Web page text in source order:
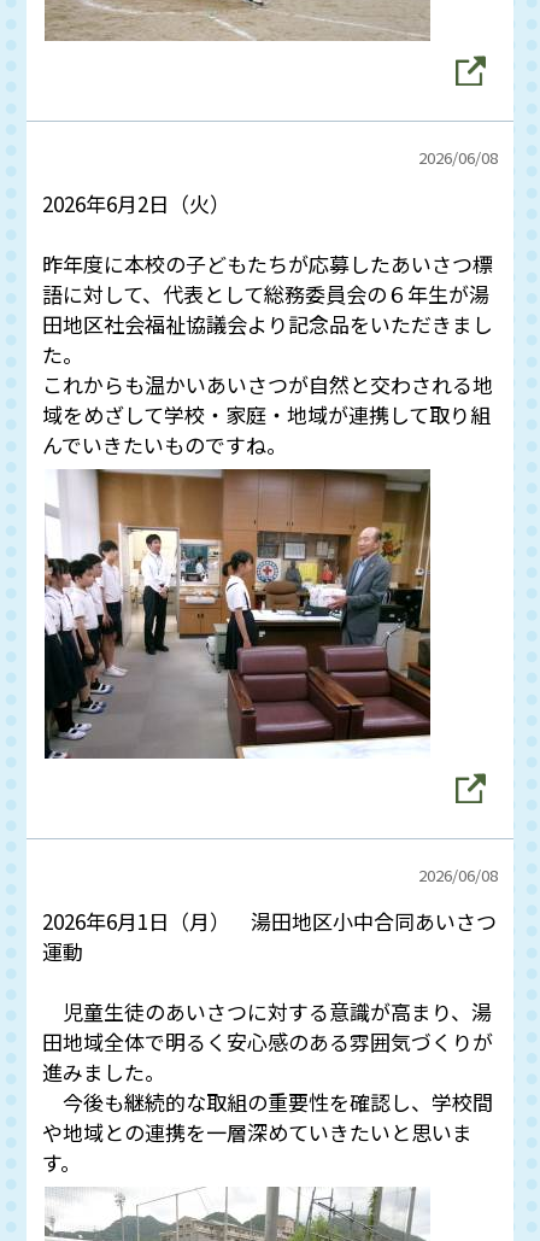
2026/06/08
2026年6月2日（火）
昨年度に本校の子どもたちが応募したあいさつ標
語に対して、代表として総務委員会の６年生が湯
田地区社会福祉協議会より記念品をいただきまし
た。
これからも温かいあいさつが自然と交わされる地
域をめざして学校・家庭・地域が連携して取り組
んでいきたいものですね。
2026/06/08
2026年6月1日（月） 湯田地区小中合同あいさつ
運動
児童生徒のあいさつに対する意識が高まり、湯
田地域全体で明るく安心感のある雰囲気づくりが
進みました。
今後も継続的な取組の重要性を確認し、学校間
や地域との連携を一層深めていきたいと思いま
す。